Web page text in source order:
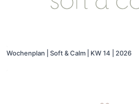
Wochenplan | Soft & Calm | KW 14 | 2026